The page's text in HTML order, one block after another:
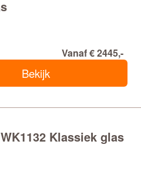
Vanaf € 2445,-
Bekijk
Klassiek glas